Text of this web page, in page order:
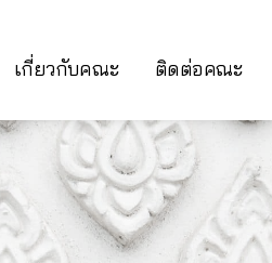
เกี่ยวกับคณะ ติดต่อคณะ